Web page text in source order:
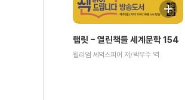
햄릿 - 열린책들 세계문학 154
윌리엄 셰익스피어 저/박우수 역